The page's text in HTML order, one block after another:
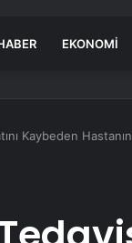
EKONOMI
Kaybeden